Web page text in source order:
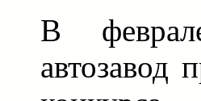
В
автозавод